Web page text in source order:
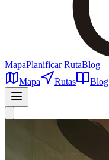
MapaPlanificar RutaBlog
Mapa
Rutas Blog